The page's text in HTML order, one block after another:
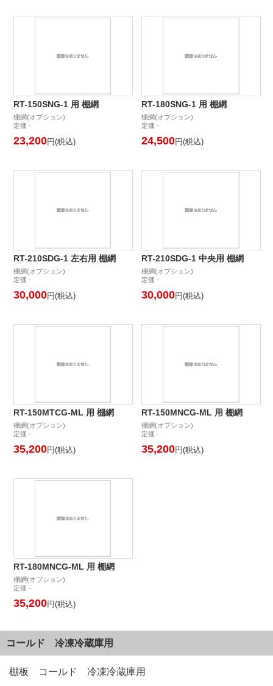
RT-150SNG-1 用 棚網
棚網(オプション)
定価 -
23,200円(税込)
RT-180SNG-1 用 棚網
棚網(オプション)
定価 -
24,500円(税込)
RT-210SDG-1 左右用 棚網
棚網(オプション)
定価 -
30,000円(税込)
RT-210SDG-1 中央用 棚網
棚網(オプション)
定価 -
30,000円(税込)
RT-150MTCG-ML 用 棚網
棚網(オプション)
定価 -
35,200円(税込)
RT-150MNCG-ML 用 棚網
棚網(オプション)
定価 -
35,200円(税込)
RT-180MNCG-ML 用 棚網
棚網(オプション)
定価 -
35,200円(税込)
コールド 冷凍冷蔵庫用
棚板 コールド 冷凍冷蔵庫用